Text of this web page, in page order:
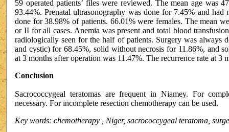
59 operated patients’ files were reviewed. The mean age was
93.44%. Prenatal ultrasonography was done for 7.45% and had
done for 38.98% of patients. 66.01% were females. The mean
or II for all cases. Anemia was present and total blood
radiologically seen for the half of patients. Surgery was always
and cystic) for 68.45%, solid without necrosis for 11.86%, and
at 3 months after operation was 11.47%. The recurrence rate at 3
Conclusion
Sacrococcygeal teratomas are frequent in Niamey. For
necessary. For incomplete resection chemotherapy can be used.
Key words: chemotherapy , Niger, sacrococcygeal teratoma,